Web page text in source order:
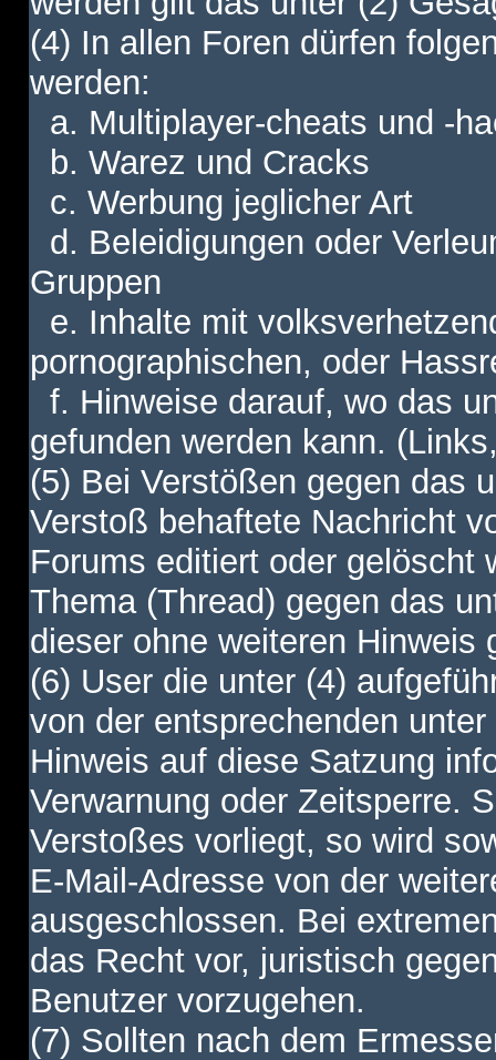
(4) In allen Foren dürfen
werden:
a. Multiplayer-cheats und -
b. Warez und Cracks
c. Werbung jeglicher Art
d. Beleidigungen oder
Gruppen
e. Inhalte mit
pornographischen, oder
f. Hinweise darauf, wo das
gefunden werden kann.
(5) Bei Verstößen gegen das
Verstoß behaftete Nachricht
Forums editiert oder gelöscht
Thema (Thread) gegen das
dieser ohne weiteren Hinweis
(6) User die unter (4)
von der entsprechenden
Hinweis auf diese Satzung
Verwarnung oder Zeitsperre.
Verstoßes vorliegt, so wird
E-Mail-Adresse von der
ausgeschlossen. Bei
das Recht vor, juristisch
Benutzer vorzugehen.
(7) Sollten nach dem